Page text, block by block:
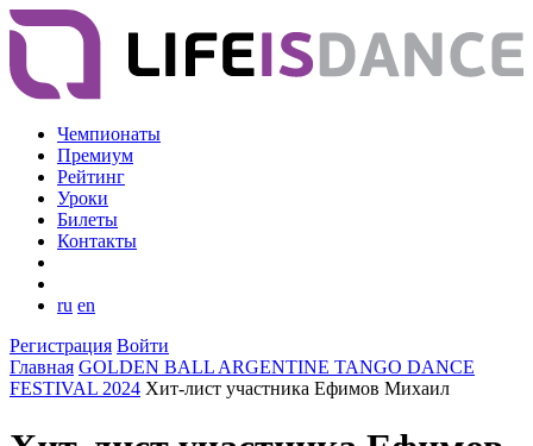
Чемпионаты
Премиум
Рейтинг
Уроки
Билеты
Контакты
ru en
Регистрация Войти
Главная GOLDEN BALL ARGENTINE TANGO DANCE
FESTIVAL 2024 Хит-лист участника Ефимов Михаил